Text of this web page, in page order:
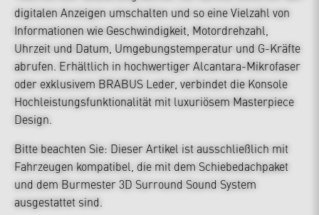
digitalen Anzeigen umschalten und so eine Vielzahl von
Informationen wie Geschwindigkeit, Motordrehzahl,
Uhrzeit und Datum, Umgebungstemperatur und G-Kräfte
abrufen. Erhältlich in hochwertiger Alcantara-Mikrofaser
oder exklusivem BRABUS Leder, verbindet die Konsole
Hochleistungsfunktionalität mit luxuriösem Masterpiece
Design.
Bitte beachten Sie: Dieser Artikel ist ausschließlich mit
Fahrzeugen kompatibel, die mit dem Schiebedachpaket
und dem Burmester 3D Surround Sound System
ausgestattet sind.